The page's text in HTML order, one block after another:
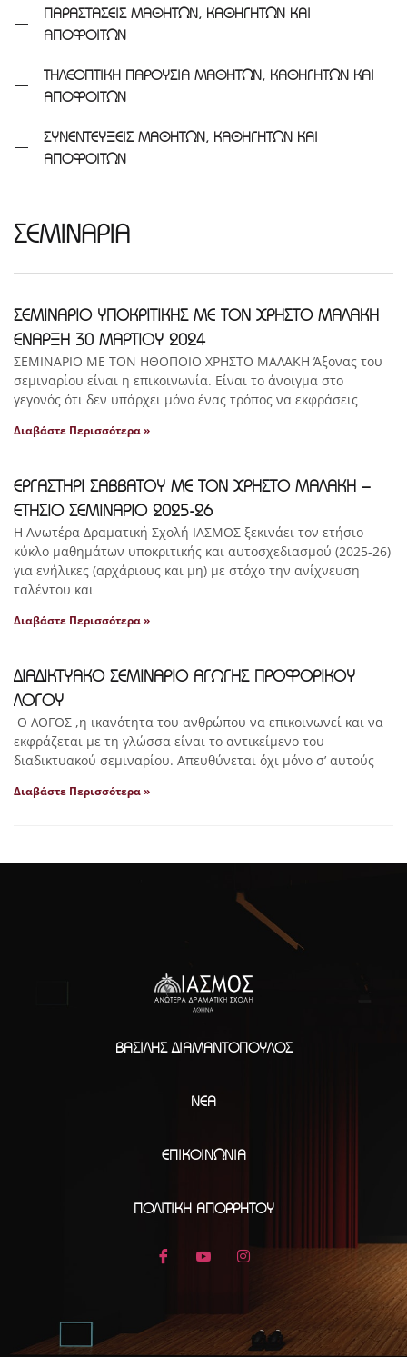
ΠΑΡΑΣΤΑΣΕΙΣ ΜΑΘΗΤΩΝ, ΚΑΘΗΓΗΤΩΝ ΚΑΙ
ΑΠΟΦΟΙΤΩΝ
ΤΗΛΕΟΠΤΙΚΗ ΠΑΡΟΥΣΙΑ ΜΑΘΗΤΩΝ, ΚΑΘΗΓΗΤΩΝ ΚΑΙ
ΑΠΟΦΟΙΤΩΝ
ΣΥΝΕΝΤΕΥΞΕΙΣ ΜΑΘΗΤΩΝ, ΚΑΘΗΓΗΤΩΝ ΚΑΙ
ΑΠΟΦΟΙΤΩΝ
ΣΕΜΙΝΑΡΙΑ
ΣΕΜΙΝΑΡΙΟ ΥΠΟΚΡΙΤΙΚΗΣ ΜΕ ΤΟΝ ΧΡΗΣΤΟ ΜΑΛΑΚΗ
ΕΝΑΡΞΗ 30 ΜΑΡΤΙΟΥ 2024
ΣΕΜΙΝΑΡΙΟ ΜΕ ΤΟΝ ΗΘΟΠΟΙΟ ΧΡΗΣΤΟ ΜΑΛΑΚΗ Άξονας του
σεμιναρίου είναι η επικοινωνία. Είναι το άνοιγμα στο
γεγονός ότι δεν υπάρχει μόνο ένας τρόπος να εκφράσεις
Διαβάστε Περισσότερα »
ΕΡΓΑΣΤΗΡΙ ΣΑΒΒΑΤΟΥ ΜΕ ΤΟΝ ΧΡΗΣΤΟ ΜΑΛΑΚΗ –
ΕΤΗΣΙΟ ΣΕΜΙΝΑΡΙΟ 2025-26
Η Ανωτέρα Δραματική Σχολή ΙΑΣΜΟΣ ξεκινάει τον ετήσιο
κύκλο μαθημάτων υποκριτικής και αυτοσχεδιασμού (2025-26)
για ενήλικες (αρχάριους και μη) με στόχο την ανίχνευση
ταλέντου και
Διαβάστε Περισσότερα »
ΔΙΑΔΙΚΤΥΑΚΟ ΣΕΜΙΝΑΡΙΟ ΑΓΩΓΗΣ ΠΡΟΦΟΡΙΚΟΥ
ΛΟΓΟΥ
Ο ΛΟΓΟΣ ,η ικανότητα του ανθρώπου να επικοινωνεί και να
εκφράζεται με τη γλώσσα είναι το αντικείμενο του
διαδικτυακού σεμιναρίου. Απευθύνεται όχι μόνο σ’ αυτούς
Διαβάστε Περισσότερα »
ΒΑΣΊΛΗΣ ΔΙΑΜΑΝΤΌΠΟΥΛΟΣ
ΝΈΑ
ΕΠΙΚΟΙΝΩΝΊΑ
ΠΟΛΙΤΙΚΉ ΑΠΟΡΡΉΤΟΥ